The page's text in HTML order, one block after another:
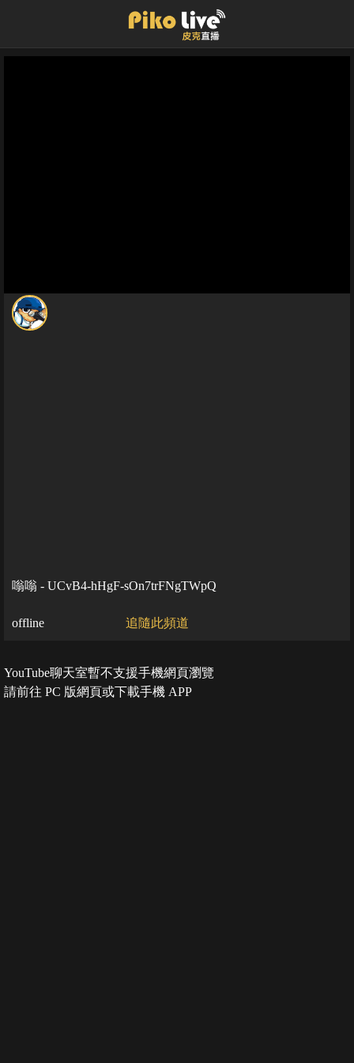
嗡嗡 - UCvB4-hHgF-sOn7trFNgTWpQ
offline 追隨此頻道
YouTube聊天室暫不支援手機網頁瀏覽
請前往 PC 版網頁或下載手機 APP